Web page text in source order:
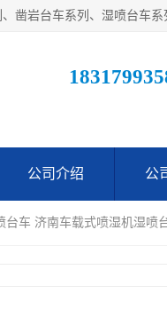
公司介绍 公
台车 济南车载式喷湿机湿喷